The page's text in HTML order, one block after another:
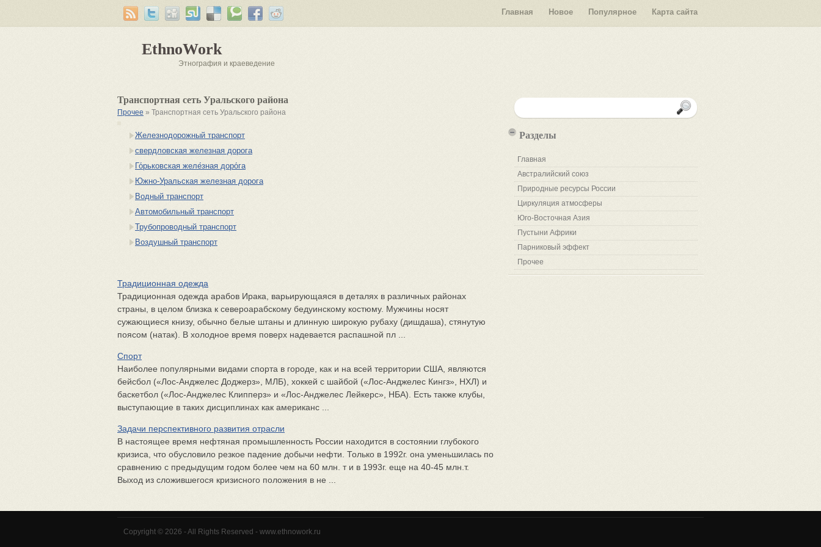
EthnoWork
Этнография и краеведение
Главная Новое Популярное Карта сайта
Транспортная сеть Уральского района
Прочее » Транспортная сеть Уральского района
Железнодорожный транспорт
свердловская железная дорога
Го́рьковская желе́зная доро́га
Южно-Уральская железная дорога
Водный транспорт
Автомобильный транспорт
Трубопроводный транспорт
Воздушный транспорт
Традиционная одежда
Традиционная одежда арабов Ирака, варьирующаяся в деталях в различных районах
страны, в целом близка к североарабскому бедуинскому костюму. Мужчины носят
сужающиеся книзу, обычно белые штаны и длинную широкую рубаху (дишдаша), стянутую
поясом (натак). В холодное время поверх надевается распашной пл ...
Спорт
Наиболее популярными видами спорта в городе, как и на всей территории США, являются
бейсбол («Лос-Анджелес Доджерз», МЛБ), хоккей с шайбой («Лос-Анджелес Кингз», НХЛ) и
баскетбол («Лос-Анджелес Клипперз» и «Лос-Анджелес Лейкерс», НБА). Есть также клубы,
выступающие в таких дисциплинах как американс ...
Задачи перспективного развития отрасли
В настоящее время нефтяная промышленность России находится в состоянии глубокого
кризиса, что обусловило резкое падение добычи нефти. Только в 1992г. она уменьшилась по
сравнению с предыдущим годом более чем на 60 млн. т и в 1993г. еще на 40-45 млн.т.
Выход из сложившегося кризисного положения в не ...
Разделы
Главная
Австралийский союз
Природные ресурсы России
Циркуляция атмосферы
Юго-Восточная Азия
Пустыни Африки
Парниковый эффект
Прочее
Copyright © 2026 - All Rights Reserved - www.ethnowork.ru